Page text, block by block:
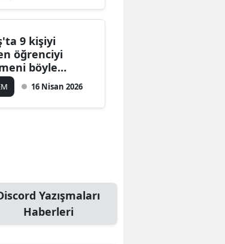
9 kişiyi
öğrenciyi
böyle
16 Nisan 2026
Yazışmaları
Haberleri